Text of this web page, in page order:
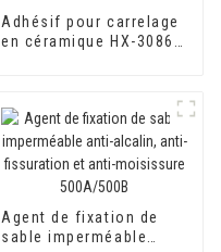
Adhésif pour carrelage
en céramique HX-3086,
Agent de fixation de
sable imperméable